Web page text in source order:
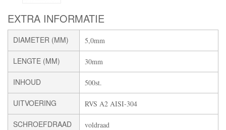
EXTRA INFORMATIE
DIAMETER (MM) 5,0mm
LENGTE (MM) 30mm
INHOUD 500st.
UITVOERING RVS A2 AISI-304
SCHROEFDRAAD voldraad